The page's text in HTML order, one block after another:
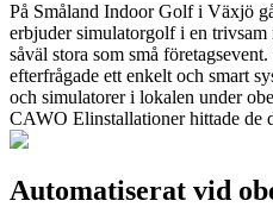
På Småland Indoor Golf i Växjö
erbjuder simulatorgolf i en
såväl stora som små
efterfrågade ett enkelt och smart
och simulatorer i lokalen under
CAWO Elinstallationer hittade de
Automatiserat vid